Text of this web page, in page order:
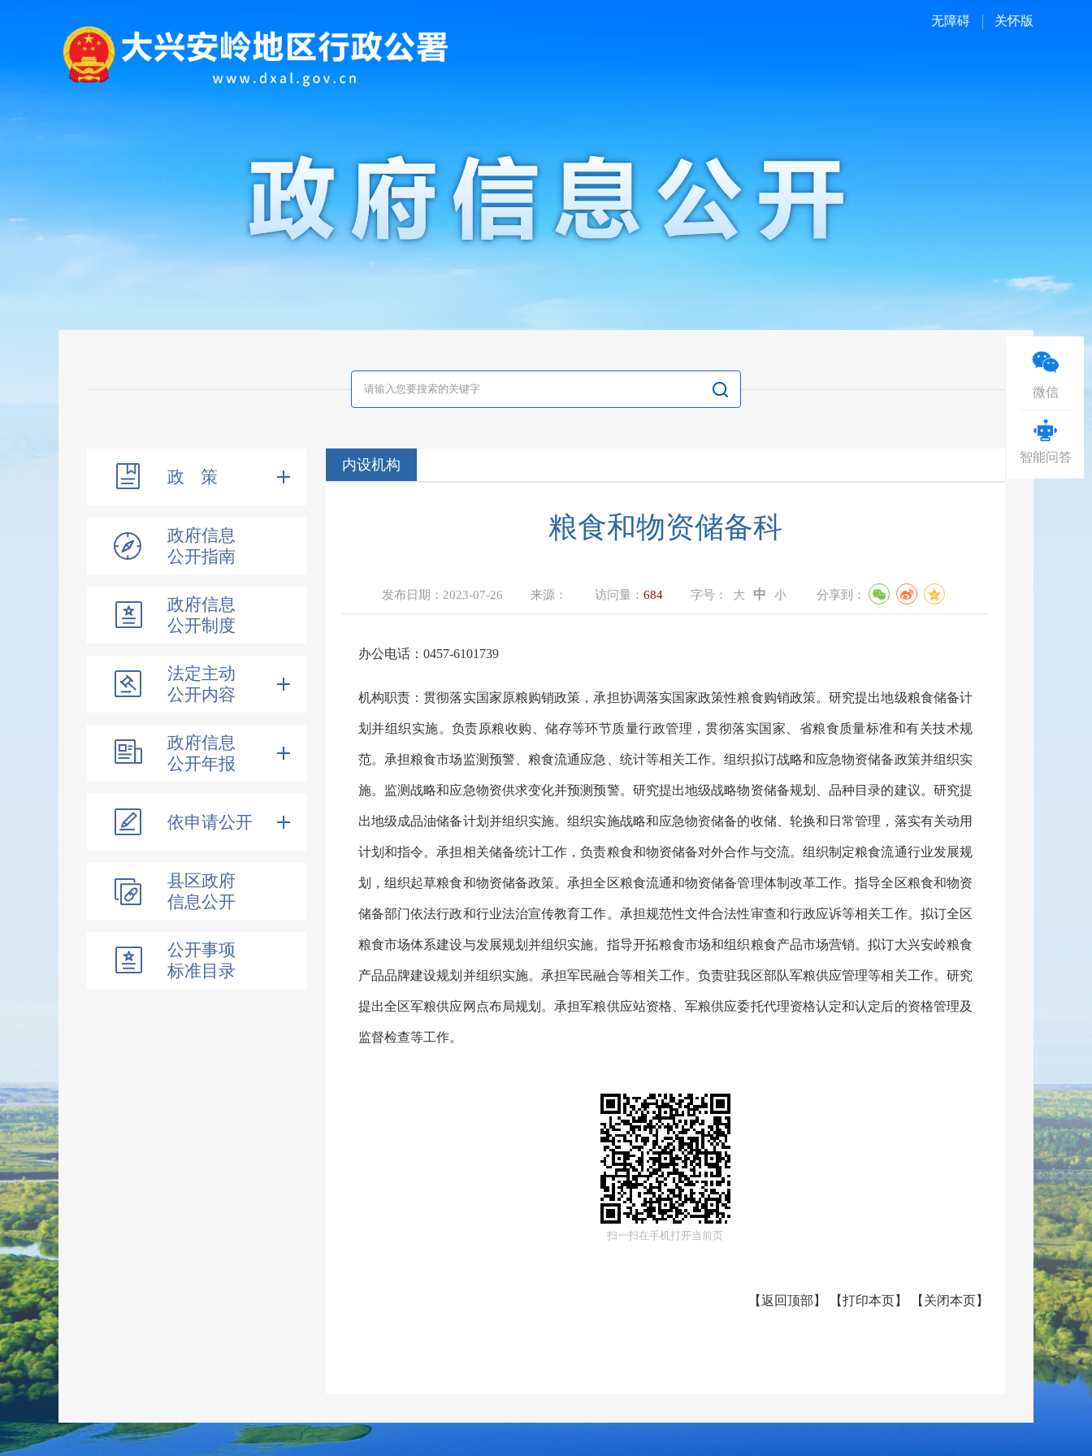
无障碍 关怀版
政 策
政府信息
公开指南
政府信息
公开制度
法定主动
公开内容
政府信息
公开年报
依申请公开
县区政府
信息公开
公开事项
标准目录
内设机构
粮食和物资储备科
发布日期： 2023-07-26 来源： 访问量：684 字号： 大 中 小 分享到：
办公电话： 0457-6101739
机构职责：贯彻落实国家原粮购销政策，承担协调落实国家政策性粮食购销政策。研究提出地级粮食储备计
划并组织实施。负责原粮收购、储存等环节质量行政管理，贯彻落实国家、省粮食质量标准和有关技术规
范。承担粮食市场监测预警、粮食流通应急、统计等相关工作。组织拟订战略和应急物资储备政策并组织实
施。监测战略和应急物资供求变化并预测预警。 研究提出地级战略物资储备规划、品种目录的建议。 研究提
出地级成品油储备计划并组织实施。组织实施战略和应急物资储备的收储、轮换和日常管理，落实有关动用
计划和指令。承担相关储备统计工作，负责粮食和物资储备对外合作与交流。组织制定粮食流通行业发展规
划，组织起草粮食和物资储备政策。承担全 区粮食流通和物资储备管理体制改革工作。指导全 区粮食和物资
储备部门依法行政和行业法治宣传教育工作。承担规范性文件合法性审查和行政应诉等相关工作。拟订全区
粮食市场体系建设与发展规划并组织实施。指导开拓粮食市场和组织粮食产品市场营销。拟订大兴安岭粮食
产品品牌建设规划并组织实施。承担军民融合等相关工作。负责驻我区部队军粮供应管理等相关工作。研究
提出全区军粮供应网点布局规划。承担军粮供应站资格 、军粮供应委托代理资格认定和认定后的资格管理及
监督检查等工作。
扫一扫在手机打开当前页
【返回顶部 】 【打印本页】 【 关闭本页】
微信
智能问答